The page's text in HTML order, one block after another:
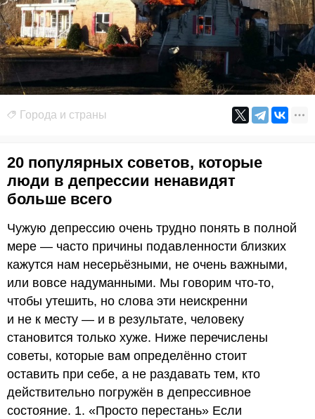
Города и страны
20 популярных советов, которые
люди в депрессии ненавидят
больше всего
Чужую депрессию очень трудно понять в полной
мере — часто причины подавленности близких
кажутся нам несерьёзными, не очень важными,
или вовсе надуманными. Мы говорим что-то,
чтобы утешить, но слова эти неискренни
и не к месту — и в результате, человеку
становится только хуже. Ниже перечислены
советы, которые вам определённо стоит
оставить при себе, а не раздавать тем, кто
действительно погружён в депрессивное
состояние. 1. «Просто перестань» Если